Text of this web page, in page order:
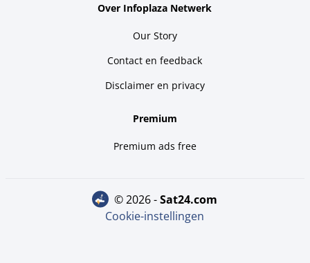
Over Infoplaza Netwerk
Our Story
Contact en feedback
Disclaimer en privacy
Premium
Premium ads free
© 2026 - sat24.com
Cookie-instellingen